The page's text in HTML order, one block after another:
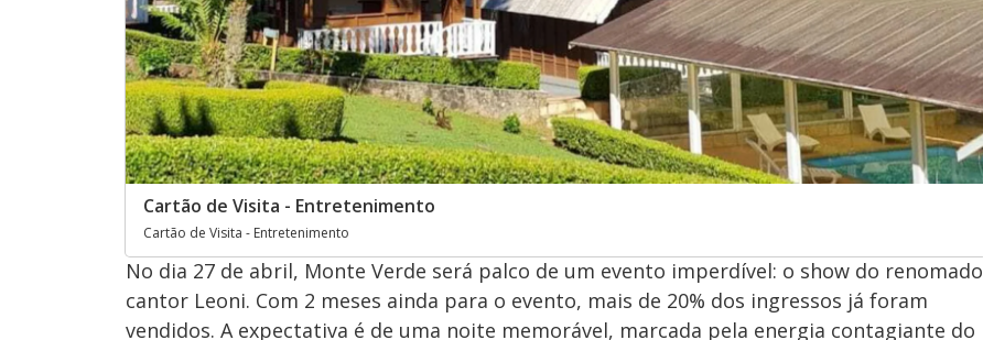
Cartão de Visita - Entretenimento
Cartão de Visita - Entretenimento
No dia 27 de abril, Monte Verde será palco de um evento imperdível: o show do renomado
cantor Leoni. Com 2 meses ainda para o evento, mais de 20% dos ingressos já foram
vendidos. A expectativa é de uma noite memorável, marcada pela energia contagiante do